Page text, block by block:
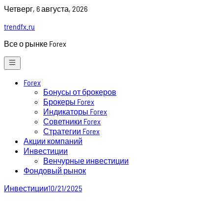
Skip
content
Четверг, 6 августа, 2026
trendfx.ru
Все о рынке Forex
Forex
Бонусы от брокеров
Брокеры Forex
Индикаторы Forex
Советники Forex
Стратегии Forex
Акции компаний
Инвестиции
Венчурные инвестиции
Фондовый рынок
Инвестиции10/21/2025